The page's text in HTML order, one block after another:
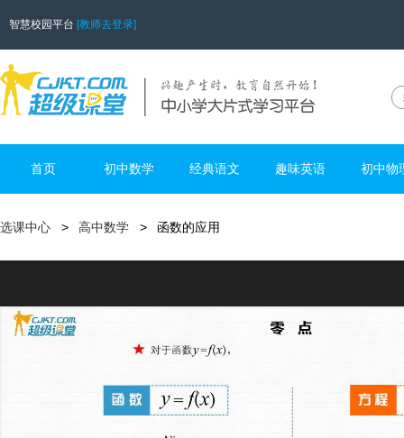
智慧校园平台 [教师去登录]
首页 初中数学 经典语文 趣味英语 初中物
选课中心 高中数学 函数的应用